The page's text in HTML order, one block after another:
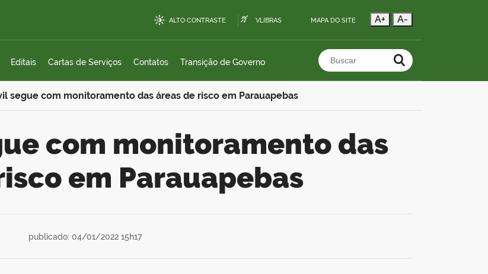
ALTO CONTRASTE VLIBRAS MAPA DO SITE A+ A-
Editais Cartas de Serviços Contatos Transição de Governo Buscar no portal
segue com monitoramento das áreas de risco em Parauapebas
em Parauapebas
publicado: 04/01/2022 15h17